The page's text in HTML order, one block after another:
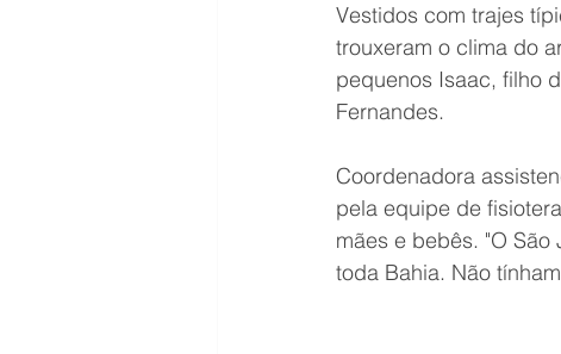
Vestidos com trajes
trouxeram o clima do
pequenos Isaac, filho
Fernandes.
Coordenadora
pela equipe de
mães e bebês. "O
toda Bahia. Não